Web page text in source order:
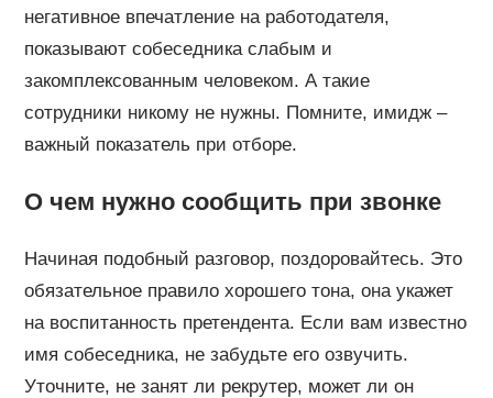
негативное впечатление на работодателя,
показывают собеседника слабым и
закомплексованным человеком. А такие
сотрудники никому не нужны. Помните, имидж –
важный показатель при отборе.
О чем нужно сообщить при звонке
Начиная подобный разговор, поздоровайтесь. Это
обязательное правило хорошего тона, она укажет
на воспитанность претендента. Если вам известно
имя собеседника, не забудьте его озвучить.
Уточните, не занят ли рекрутер, может ли он